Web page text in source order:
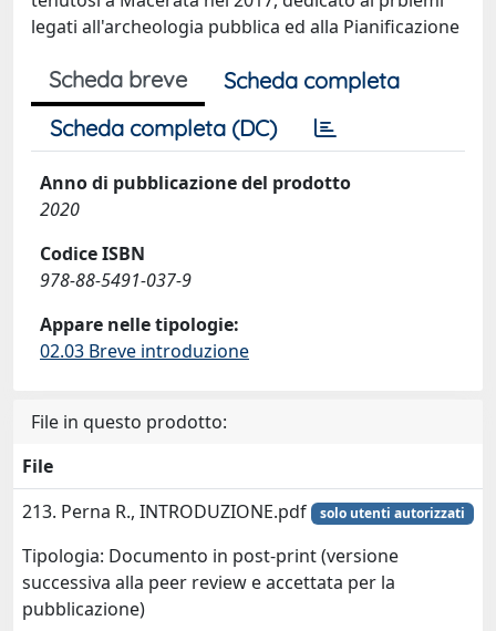
legati all'archeologia pubblica ed alla Pianificazione
Scheda breve
Scheda completa
Scheda completa (DC)
Anno di pubblicazione del prodotto
2020
Codice ISBN
978-88-5491-037-9
Appare nelle tipologie:
02.03 Breve introduzione
File in questo prodotto:
File
213. Perna R., INTRODUZIONE.pdf
solo utenti autorizzati
Tipologia: Documento in post-print (versione
successiva alla peer review e accettata per la
pubblicazione)